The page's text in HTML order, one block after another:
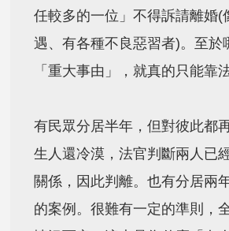
任較多的一位」不得訴請離婚(
遇、有各種不良惡習者)。至於
「重大事由」，就真的只能靠
有民眾分居半年，但對彼此都
生人還冷漠，法官判斷兩人已
關係，因此判離。也有分居兩
的案例。很難有一定的準則，